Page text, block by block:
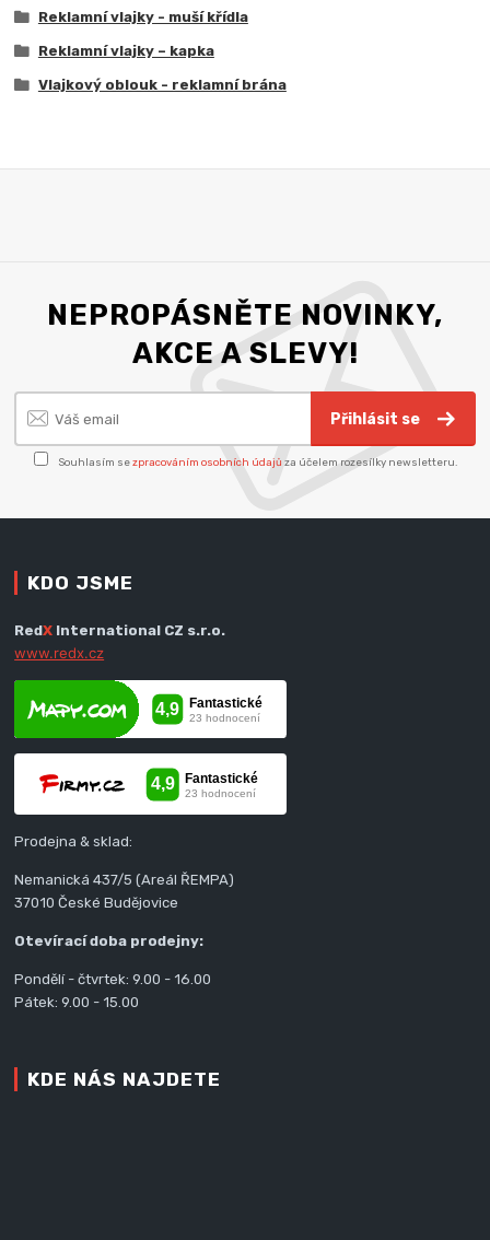
Reklamní vlajky - muší křídla
Reklamní vlajky – kapka
Vlajkový oblouk - reklamní brána
NEPROPÁSNĚTE NOVINKY,
AKCE A SLEVY!
Přihlásit se
Souhlasím sezpracováním osobních údajů za účelem rozesílky newsletteru.
KDO JSME
RedX International CZ s.r.o.
www.redx.cz
Prodejna & sklad:
Nemanická 437/5 (Areál ŘEMPA)
37010 České Budějovice
Otevírací doba prodejny:
Pondělí - čtvrtek: 9.00 - 16.00
Pátek: 9.00 - 15.00
KDE NÁS NAJDETE